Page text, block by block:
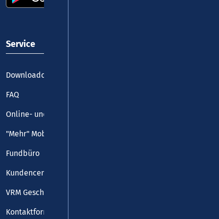
Service
Downloadcenter
FAQ
Online- und Handy-Tickets
"Mehr" Mobilität
Fundbüro
Kundencenter
VRM Geschäftsstelle
Kontaktformular